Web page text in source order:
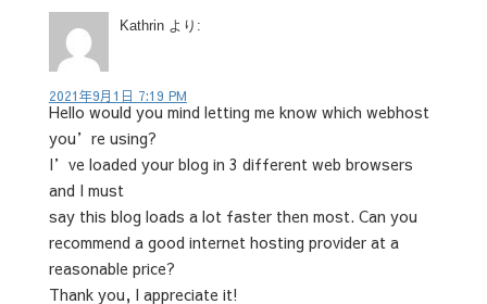
Kathrin より:
2021年9月1日 7:19 PM
Hello would you mind letting me know which webhost
you’re using?
I’ve loaded your blog in 3 different web browsers
and I must
say this blog loads a lot faster then most. Can you
recommend a good internet hosting provider at a
reasonable price?
Thank you, I appreciate it!